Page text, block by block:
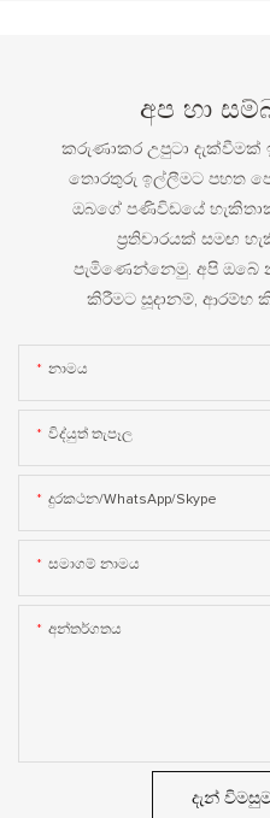
අප හා
කරුණාකර උපුටා දැක්වීමක්
තොරතුරු ඉල්ලීමට පහත
ඔබගේ පණිවිඩයේ
ප්‍රතිචාරයක් සමඟ
පැමිණෙන්නෙමු. අපි ඔබේ
කිරීමට සූදානම්, ආරම්භ
නාමය
විද්යුත් තැපෑල
දුරකථන/WhatsApp/Skype
සමාගම් නාමය
අන්තර්ගතය
දැන්